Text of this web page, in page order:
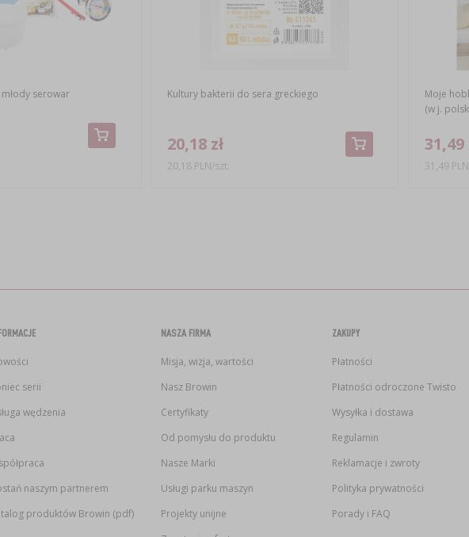
serowar Kultury bakterii do sera greckiego
20,18 zł
20,18 PLN/szt.
Moje
(w j.
31,49
31,49
serii
wędzenia
naszym partnerem
produktów Browin (pdf)
NASZA FIRMA
Misja, wizja, wartości
Nasz Browin
Certyfikaty
Od pomysłu do produktu
Nasze Marki
Usługi parku maszyn
Projekty unijne
ZAKUPY
Płatności
Płatności odroczone Twisto
Wysyłka i dostawa
Regulamin
Reklamacje i zwroty
Polityka prywatności
Porady i FAQ